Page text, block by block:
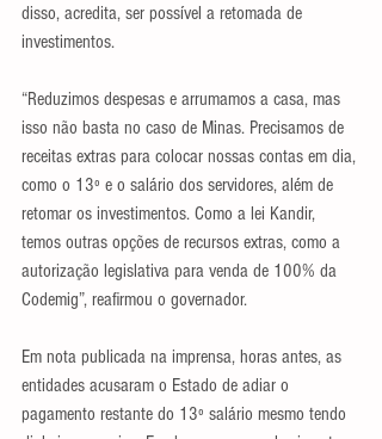
disso, acredita, ser possível a retomada de
investimentos.
“Reduzimos despesas e arrumamos a casa, mas
isso não basta no caso de Minas. Precisamos de
receitas extras para colocar nossas contas em dia,
como o 13º e o salário dos servidores, além de
retomar os investimentos. Como a lei Kandir,
temos outras opções de recursos extras, como a
autorização legislativa para venda de 100% da
Codemig”, reafirmou o governador.
Em nota publicada na imprensa, horas antes, as
entidades acusaram o Estado de adiar o
pagamento restante do 13º salário mesmo tendo